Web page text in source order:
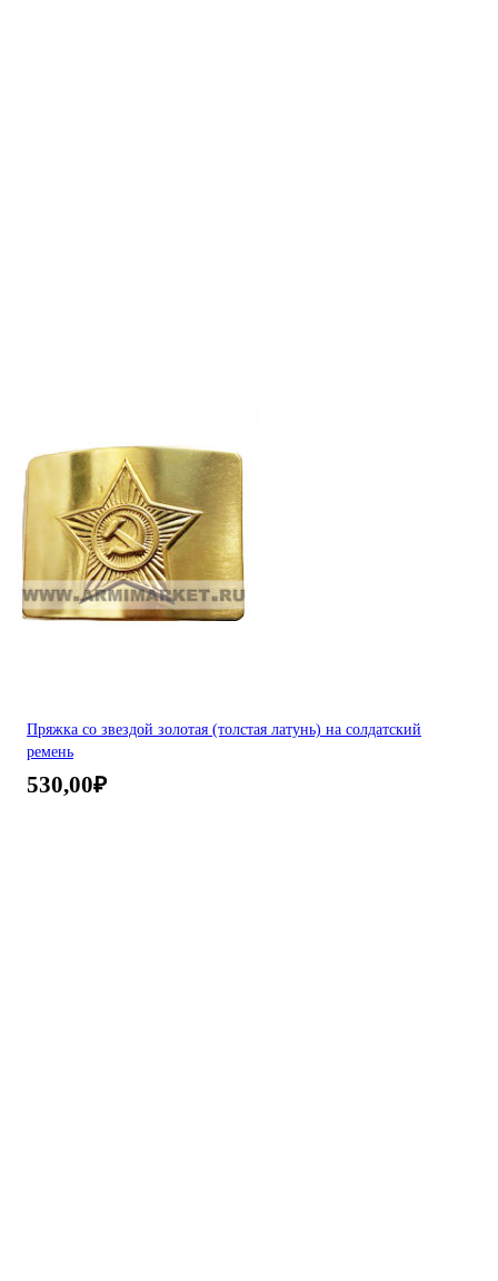
Пряжка со звездой золотая (толстая латунь) на солдатский
ремень
530,00₽